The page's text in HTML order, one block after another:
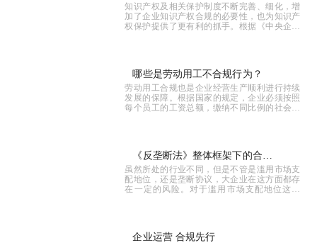
险，更是企业隐形收益的表述
知识产权及相关保护制度不断完善、细化，增
加了企业知识产权合规的必要性，也为知识产
权保护提供了更有利的抓手。根据《中央企业
哪些是劳动用工不合规行为？
劳动用工合规也是企业经营生产顺利进行持续
发展的保障。根据国家的规定，企业必须按照
每个员工的工资总额，缴纳不同比例的社会保
《反垄断法》整体框架下的合规
管理
虽然所处的行业不同，但是不管是滥用市场支
配地位，还是垄断协议，大企业在这方面都存
在一定的风险。对于滥用市场支配地位这个
企业运营 合规先行